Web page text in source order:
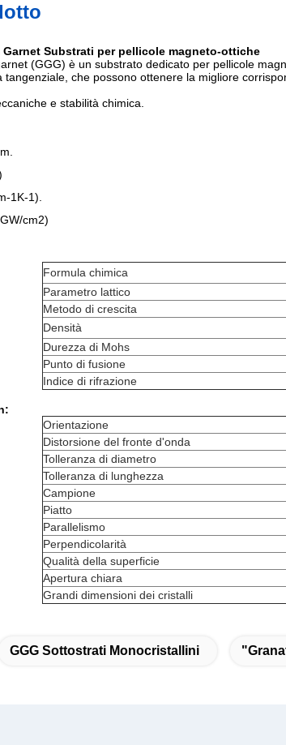
Substrati per pellicole magneto-ottiche
(GGG) è un substrato dedicato per pellicole
che possono ottenere la migliore
e stabilità chimica.
1K-1).
cm2)
Formula chimica
Parametro lattico
Metodo di crescita
Densità
Durezza di Mohs
Punto di fusione
Indice di rifrazione
Orientazione
Distorsione del fronte d'onda
Tolleranza di diametro
Tolleranza di lunghezza
Campione
Piatto
Parallelismo
Perpendicolarità
Qualità della superficie
Apertura chiara
Grandi dimensioni dei cristalli
GGG Sottostrati Monocristallini